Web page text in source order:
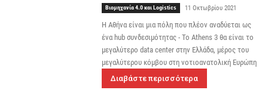
Βιομηχανία 4.0 και Logistics 11 Οκτωβρίου 2021
Η Αθήνα είναι μια πόλη που πλέον αναδύεται ως
ένα hub συνδεσιμότητας - Το Athens 3 θα είναι το
μεγαλύτερο data center στην Ελλάδα, μέρος του
μεγαλύτερου κόμβου στη νοτιοανατολική Ευρώπη
Διαβάστε περισσότερα